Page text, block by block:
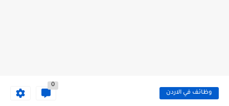
وظائف في الاردن
0